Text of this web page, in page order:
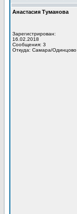
Анастасия Туманова
Зарегистрирован:
16.02.2018
Сообщения: 3
Откуда: Самара/Одинцово